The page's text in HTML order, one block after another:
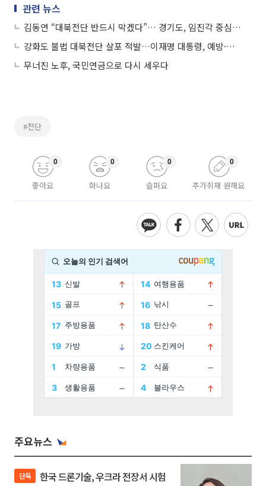
관련 뉴스
김동연 “대북전단 반드시 막겠다”… 경기도, 임진각 중심 24시간 감시체제 돌입
강화도 불법 대북전단 살포 적발…이재명 대통령, 예방·처벌책 마련 지시
무너진 노후, 국민연금으로 다시 세우다
#전단
좋아요
0
화나요
0
슬퍼요
0
추가취재 원해요
0
주요뉴스
단독